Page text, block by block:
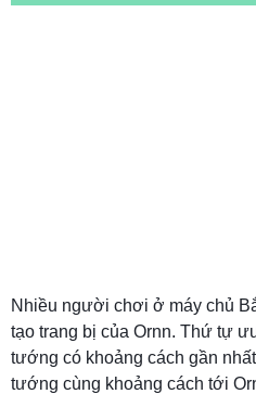
Nhiều người chơi ở máy chủ
tạo trang bị của Ornn. Thứ tự
tướng có khoảng cách gần
tướng cùng khoảng cách tới